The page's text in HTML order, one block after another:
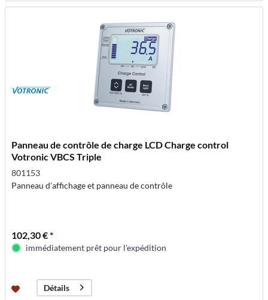
Panneau de contrôle de charge LCD Charge control
Votronic VBCS Triple
801153
Panneau d'affichage et panneau de contrôle
102,30 € *
immédiatement prêt pour l'expédition
Détails